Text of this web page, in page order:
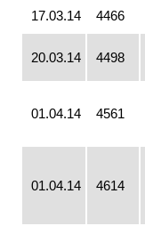
17.03.14 4466
20.03.14 4498
01.04.14 4561
01.04.14 4614